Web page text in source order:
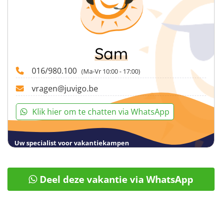
Sam
016/980.100 (Ma-Vr 10:00 - 17:00)
vragen@juvigo.be
Klik hier om te chatten via WhatsApp
Uw specialist voor vakantiekampen
Deel deze vakantie via WhatsApp